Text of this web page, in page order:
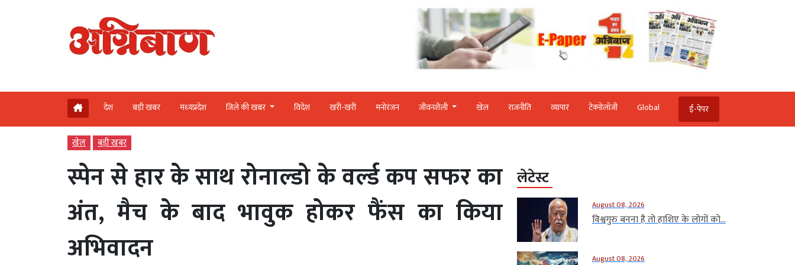
देश बड़ी खबर मध्‍यप्रदेश जिले की खबर विदेश खरी-खरी मनोरंजन जीवनशैली खेल राजनीति व्‍यापार टेक्‍नोलॉजी Global ई-पेपर
खेल बड़ी खबर
स्पेन से हार के साथ रोनाल्डो के वर्ल्ड कप सफर का
अंत, मैच के बाद भावुक होकर फैंस का किया
अभिवादन
लेटेस्ट
August 08, 2026
विश्वगुरु बनना है तो हाशिए के लोगों को...
August 08, 2026